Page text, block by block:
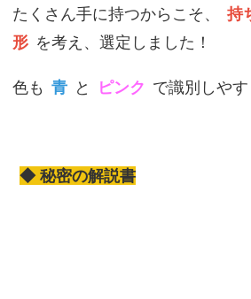
たくさん手に持つからこそ、
持
形 を考え、選定しました！
色も 青 と ピンク で識別しやす
◆ 秘密の解説書